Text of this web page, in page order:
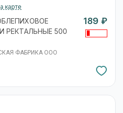
карте
ОБЛЕПИХОВОЕ
РЕКТАЛЬНЫЕ 500
ФАБРИКА ООО
189 ₽